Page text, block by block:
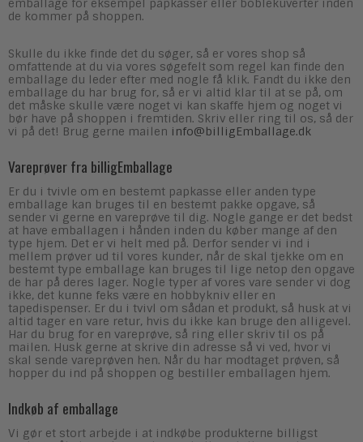
emballage for eksempel papkasser eller boblekuverter inden
de kommer på shoppen.
Skulle du ikke finde det du søger, så er vores shop så
omfattende at du via vores søgefelt som regel kan finde den
emballage du leder efter med nogle få klik. Fandt du ikke den
emballage du har brug for, så er vi altid klar til at se på, om
det måske skulle være noget vi kan skaffe hjem og noget vi
bør have på shoppen i fremtiden. Skriv eller ring til os, så der
vi på det! Brug gerne mailen info@billigEmballage.dk
Vareprøver fra billigEmballage
Er du i tvivle om en bestemt papkasse eller anden type
emballage kan bruges til en bestemt pakke opgave, så
sender vi gerne en vareprøve til dig. Nogle gange er det bedst
at have emballagen i hånden inden du køber mange af den
type hjem. Det er vi helt med på. Derfor sender vi ind i
mellem prøver ud til vores kunder, når de skal tjekke om en
bestemt type emballage kan bruges til lige netop den opgave
de har på deres lager. Nogle typer af vores vare sender vi dog
ikke, det kunne feks være en hobbykniv eller en
tapedispenser. Er du i tvivl om sådan et produkt, så husk at vi
altid tager en vare retur, hvis du ikke kan bruge den alligevel.
Har du brug for en vareprøve, så ring eller skriv til os på
mailen. Husk gerne at skrive din adresse så vi ved, hvor vi
skal sende vareprøven hen. Når du har modtaget prøven, så
hopper du ind på shoppen og bestiller emballagen hjem.
Indkøb af emballage
Vi gør et stort arbejde i at indkøbe produkterne billigst